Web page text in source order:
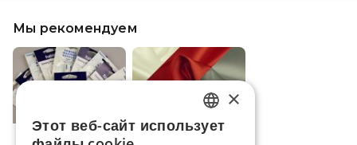
Мы рекомендуем
Машинные иглы
ESTONIAN
×
Этот веб-сайт использует